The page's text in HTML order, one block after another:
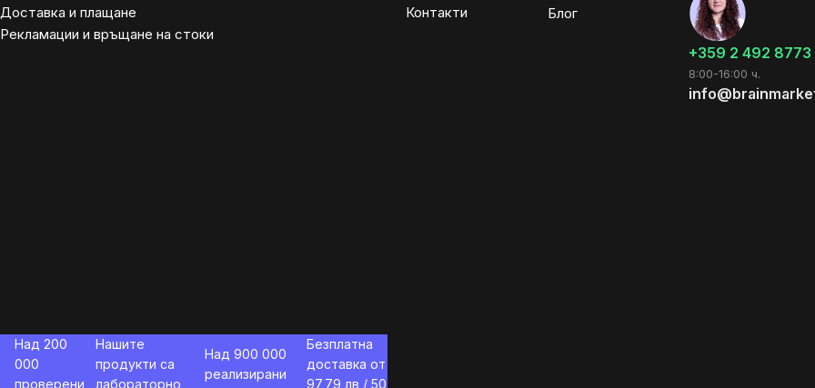
Доставка и плащане
Рекламации и връщане на стоки
Контакти
Блог
+359 2 492 8773
8:00-16:00 ч.
Над 200
000
проверени
Нашите
продукти са
лабораторно
Над 900 000
реализирани
Безплатна
доставка от
97,79 лв / 50